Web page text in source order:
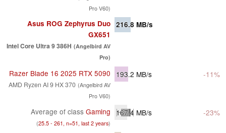
Pro V60)
Asus ROG Zephyrus Duo
GX651
Intel Core Ultra 9 386H (Angelbird AV
Pro)
216.8 MB/s
Razer Blade 16 2025 RTX 5090
AMD Ryzen AI 9 HX 370 (Angelbird AV
Pro V60)
193.2 MB/s -11%
Average of class Gaming
(25.5 - 261, n=51, last 2 years)
167.4 MB/s -23%